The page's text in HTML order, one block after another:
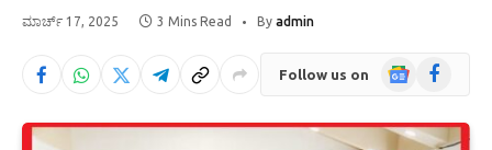
ಮಾರ್ಚ್ 17, 2025 3 Mins Read By admin
Follow us on
GoogleFacebook